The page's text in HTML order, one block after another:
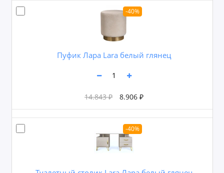
-40%
Пуфик Лара Lara белый глянец
14.843 ₽ 8.906 ₽
-40%